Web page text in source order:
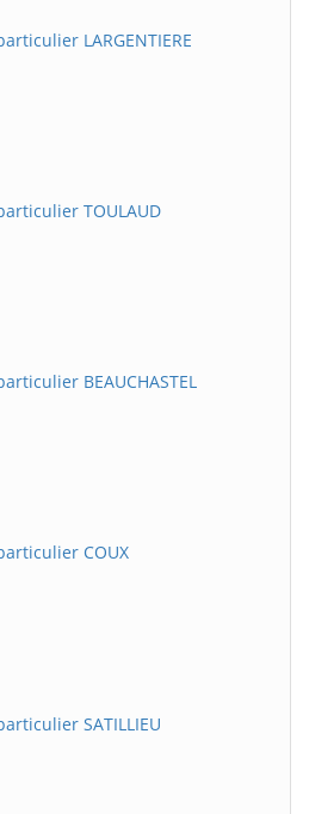
LARGENTIERE
TOULAUD
BEAUCHASTEL
COUX
SATILLIEU